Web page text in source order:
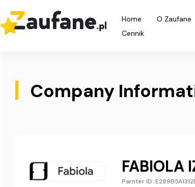
Home O Zaufane
Cennik
| Company
​FABIOLA
Parnter ID: